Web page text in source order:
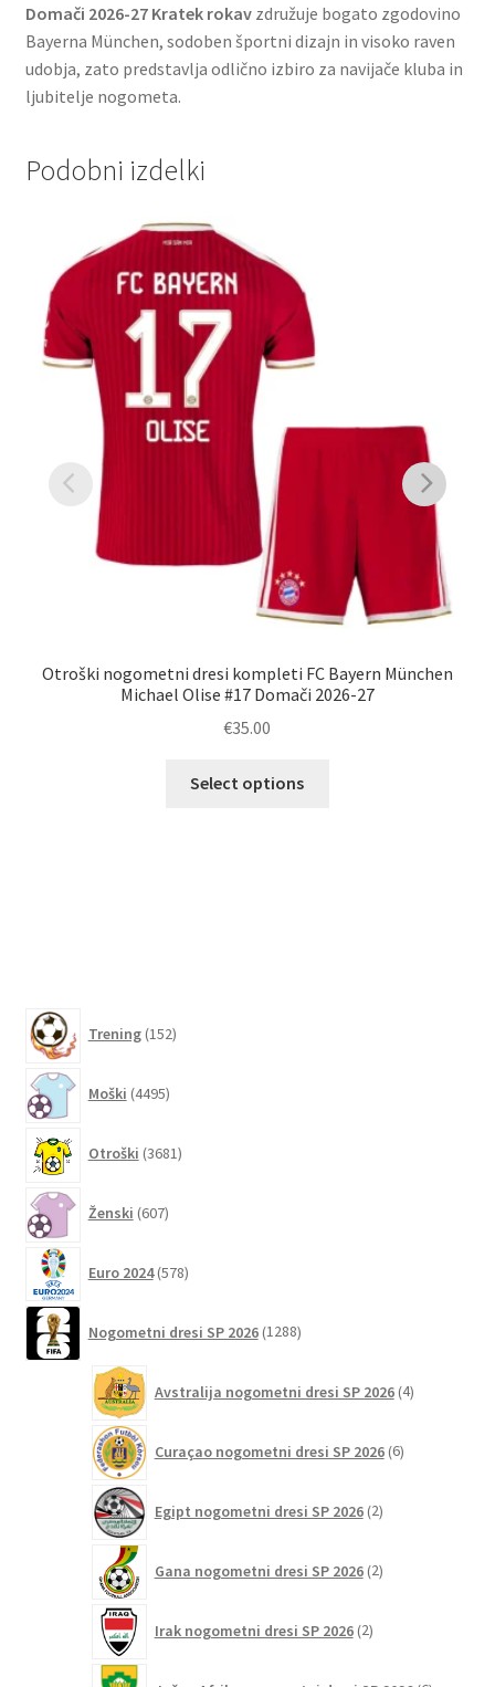
Domači 2026-27 Kratek rokavzdružuje bogato zgodovino
Bayerna München, sodoben športni dizajn in visoko raven
udobja, zato predstavlja odlično izbiro za navijače kluba in
ljubitelje nogometa.
Podobni izdelki
Otroški nogometni dresi kompleti FC Bayern München
Michael Olise #17 Domači 2026-27
€35.00
Select options
Trening 152izdelkov
Moški 4495izdelkov
Otroški 3681izdelkov
Ženski 607izdelkov
Euro 2024 578izdelkov
Nogometni dresi SP 2026 1288izdelkov
Avstralija nogometni dresi SP 2026 4izdelki
Curaçao nogometni dresi SP 2026 6izdelkov
Egipt nogometni dresi SP 2026 2izdelka
Gana nogometni dresi SP 2026 2izdelka
Irak nogometni dresi SP 2026 2izdelka